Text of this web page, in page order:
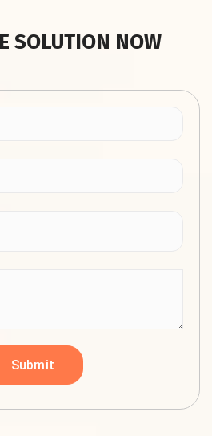
SOLUTION NOW